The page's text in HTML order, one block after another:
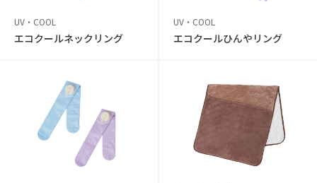
UV・COOL
エコクールネックリング
UV・COOL
エコクールひんやリング